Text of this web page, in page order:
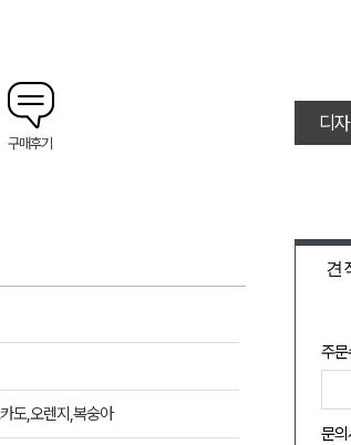
구매후기
디
견
주
문
도,오렌지,복숭아